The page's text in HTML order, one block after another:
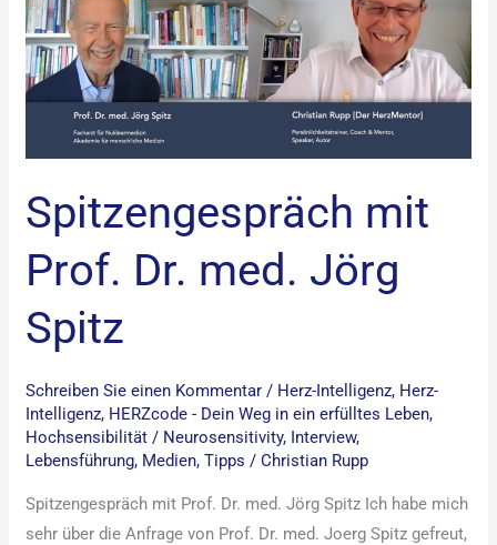
Spitzengespräch mit
Prof. Dr. med. Jörg
Spitz
Schreiben Sie einen Kommentar / Herz-Intelligenz, Herz-
Intelligenz, HERZcode - Dein Weg in ein erfülltes Leben,
Hochsensibilität / Neurosensitivity, Interview,
Lebensführung, Medien,Tipps /Christian Rupp
Spitzengespräch mit Prof. Dr. med. Jörg Spitz Ich habe mich
sehr über die Anfrage von Prof. Dr. med. Joerg Spitz gefreut,
Dr.
med.
Jörg
Spitz